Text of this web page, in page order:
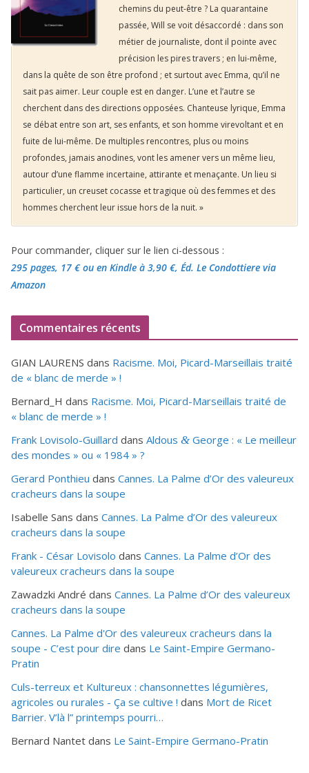
chemins du peut-être ? La quarantaine
passée, Will se voit désaccordé : dans son
métier de journaliste, dont il pointe avec
précision les pires travers ; en lui-même,
dans la quête de son être profond ; et surtout avec Emma, qu’il ne
sait pas aimer. Leur couple est en danger. L’une et l’autre se
cherchent dans des directions opposées. Chanteuse lyrique, Emma
se débat entre son art, ses enfants, et son homme virevoltant et en
fuite de lui-même. De multiples rencontres, plus ou moins
profondes, jamais anodines, vont les amener vers un même lieu,
autour d’une flamme incertaine, attirante et menaçante. Un lieu si
particulier, un creuset cocasse et tragique où des femmes et des
hommes cherchent leur issue hors de la nuit. »
Pour commander, cliquer sur le lien ci-dessous :
295 pages, 17 €ou en Kindle à 3,90 €, Éd. Le Condottiere via
Amazon
Commentaires récents
GIAN LAURENS dans Racisme. Moi, Picard-Marseillais traité
de « blanc de merde » !
Bernard_H dans Racisme. Moi, Picard-Marseillais traité de
« blanc de merde » !
Frank Lovisolo-Guillard dans Aldous & George : « Le meilleur
des mondes » ou « 1984 » ?
Gerard Ponthieu dans Cannes. La Palme d’Or des valeureux
cracheurs dans la soupe
Isabelle Sans dans Cannes. La Palme d’Or des valeureux
cracheurs dans la soupe
Frank - César Lovisolo dans Cannes. La Palme d’Or des
valeureux cracheurs dans la soupe
Zawadzki André dans Cannes. La Palme d’Or des valeureux
cracheurs dans la soupe
Cannes. La Palme d'Or des valeureux cracheurs dans la
soupe - C’est pour dire dans Le Saint-Empire Germano-
Pratin
Culs-terreux et Kultureux : chansonnettes légumières,
agricoles ou rurales - Ça se cultive ! dans Mort de Ricet
Barrier. V’là l” printemps pourri…
Bernard Nantet dans Le Saint-Empire Germano-Pratin